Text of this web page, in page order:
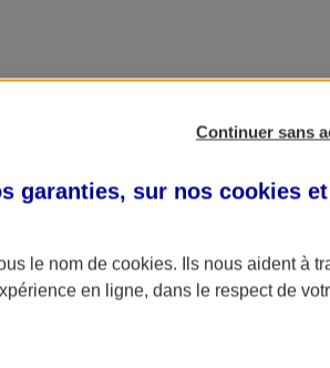
Continuer sans
garanties, sur nos cookies et
le nom de cookies. Ils nous aident à
en ligne, dans le respect de